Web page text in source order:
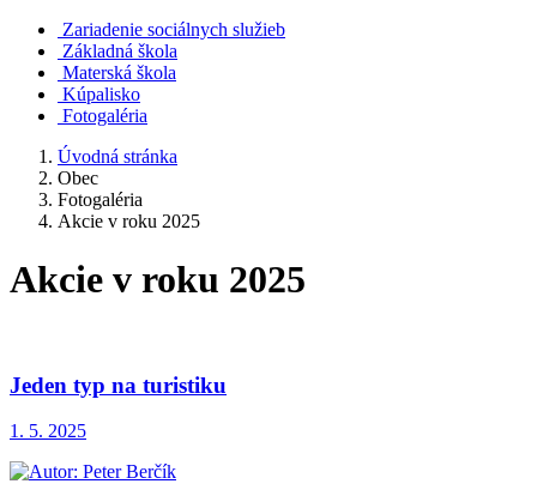
Zariadenie sociálnych služieb
Základná škola
Materská škola
Kúpalisko
Fotogaléria
Úvodná stránka
Obec
Fotogaléria
Akcie v roku 2025
Akcie v roku 2025
Jeden typ na turistiku
1. 5. 2025